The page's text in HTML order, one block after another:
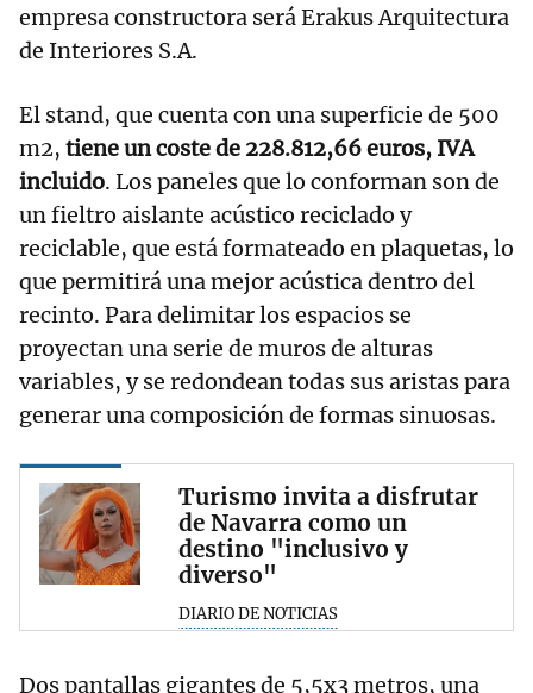
empresa constructora será Erakus Arquitectura
de Interiores S.A.
El stand, que cuenta con una superficie de 500
m2, tiene un coste de 228.812,66 euros, IVA
incluido. Los paneles que lo conforman son de
un fieltro aislante acústico reciclado y
reciclable, que está formateado en plaquetas, lo
que permitirá una mejor acústica dentro del
recinto. Para delimitar los espacios se
proyectan una serie de muros de alturas
variables, y se redondean todas sus aristas para
generar una composición de formas sinuosas.
Turismo invita a disfrutar
de Navarra como un
destino "inclusivo y
diverso"
DIARIO DE NOTICIAS
Dos pantallas gigantes de 5,5x3 metros, una